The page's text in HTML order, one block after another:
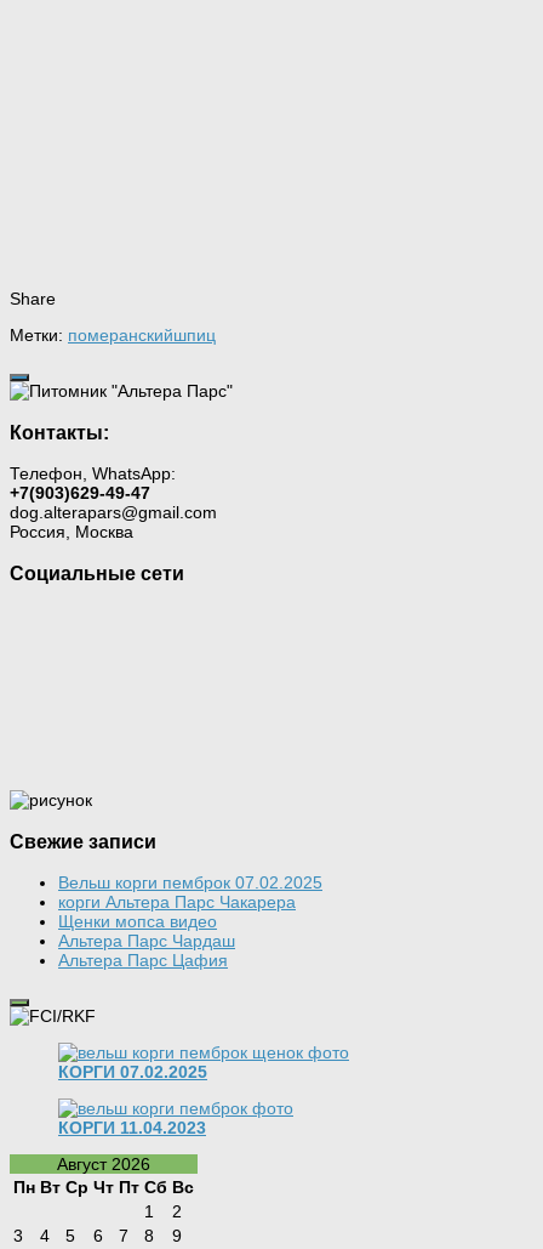
Share
Метки: померанскийшпиц
Контакты:
Телефон, WhatsApp:
+7(903)629-49-47
dog.alterapars@gmail.com
Россия, Москва
Социальные сети
Свежие записи
Вельш корги пемброк 07.02.2025
корги Альтера Парс Чакарера
Щенки мопса видео
Альтера Парс Чардаш
Альтера Парс Цафия
КОРГИ 07.02.2025
КОРГИ 11.04.2023
Август 2026
Пн Вт Ср Чт Пт Сб Вс
1
2
3
4 5 6 7 8
9